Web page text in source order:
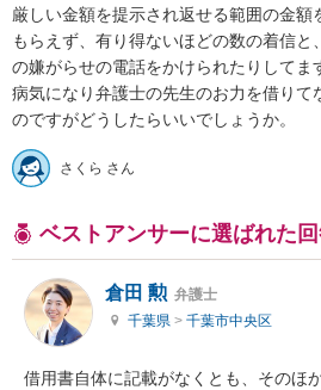
厳しい金額を提示され返せる範囲の金額
もらえず、有り得ないほどの数の着信
の嫌がらせの電話をかけられたりしてま
病気になり弁護士の先生のお力を借りて
のですがどうしたらいいでしょうか。
さくら さん
ベストアンサーに選ばれた
倉田 勲 弁護士
千葉県 > 千葉市中央区
借用書自体に記載がなくとも、そのほ